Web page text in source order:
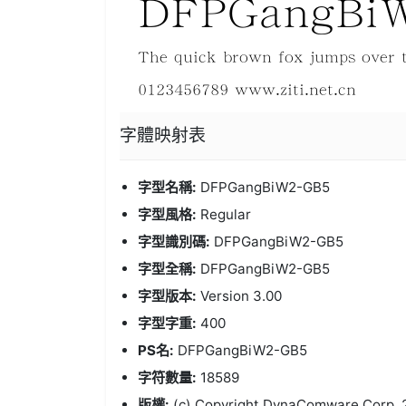
字體映射表
字型名稱: DFPGangBiW2-GB5
字型風格: Regular
字型識別碼: DFPGangBiW2-GB5
字型全稱: DFPGangBiW2-GB5
字型版本: Version 3.00
字型字重: 400
PS名: DFPGangBiW2-GB5
字符數量: 18589